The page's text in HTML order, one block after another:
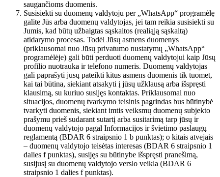
saugančioms duomenis.
Susisiekti su duomenų valdytoju per „WhatsApp“ programėlę
galite Jūs arba duomenų valdytojas, jei tam reikia susisiekti su
Jumis, kad būtų užbaigtas sąskaitos (realiąją sąskaitą)
atidarymo procesas. Todėl Jūsų asmens duomenys
(priklausomai nuo Jūsų privatumo nustatymų „WhatsApp“
programėlėje) gali būti perduoti duomenų valdytojui kaip Jūsų
profilio nuotrauka ir telefono numeris. Duomenų valdytojas
gali paprašyti jūsų pateikti kitus asmens duomenis tik tuomet,
kai tai būtina, siekiant atsakyti į jūsų užklausą arba išspręsti
klausimą, su kuriuo susijęs kontaktas. Priklausomai nuo
situacijos, duomenų tvarkymo teisinis pagrindas bus būtinybė
tvarkyti duomenis, siekiant imtis veiksmų duomenų subjekto
prašymu prieš sudarant sutartį arba susitarimą tarp jūsų ir
duomenų valdytojo pagal Informacijos ir švietimo paslaugų
reglamentą (BDAR 6 straipsnio 1 b punktas); o kitais atvejais
– duomenų valdytojo teisėtas interesas (BDAR 6 straipsnio 1
dalies f punktas), susijęs su būtinybe išspręsti pranešimą,
susijusį su duomenų valdytojo verslo veikla (BDAR 6
straipsnio 1 dalies f punktas).